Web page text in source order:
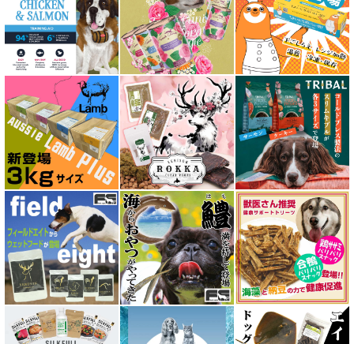
アマノヴァ Amanova
アルモネイチャー almo nature
アンブロシア AMBROSIA
アートゥー AATU
アーテミス ARTEMIS
イティ iti
ウェルネス ヘルシーバランス
ウルフブラット WOLFSBLUT
エーワン AWAN DOG FOOD
エーにゃん Anyan 猫用おやつ